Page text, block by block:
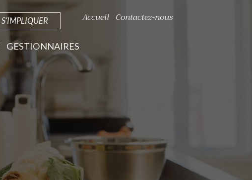
S'IMPLIQUER Accueil Contactez-nous
GESTIONNAIRES